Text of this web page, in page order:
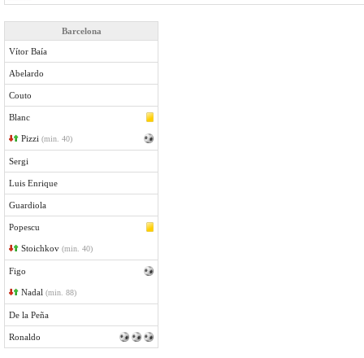
Barcelona
Vítor Baía
Abelardo
Couto
Blanc
Pizzi (min. 40)
Sergi
Luis Enrique
Guardiola
Popescu
Stoichkov (min. 40)
Figo
Nadal (min. 88)
De la Peña
Ronaldo